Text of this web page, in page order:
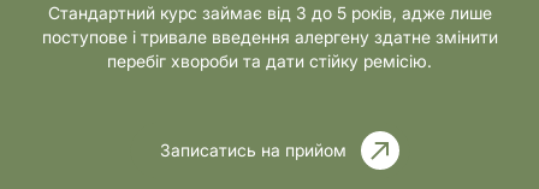
Стандартний курс займає від 3 до 5 років, адже лише
поступове і тривале введення алергену здатне змінити
перебіг хвороби та дати стійку ремісію.
Записатись на прийом